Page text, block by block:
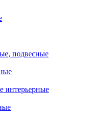
подвесные
интерьерные